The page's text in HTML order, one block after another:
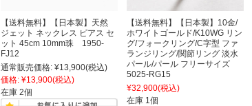
【送料無料】【日本製】天然
ジェット ネックレス ピアス セ
ット 45cm 10mm珠 1950-
FJ12
通常販売価格: ¥13,900(税込)
価格: ¥13,900(税込)
在庫 2個
【送料無料】【日本製】10金/
ホワイトゴールド/K10WG リン
グ/フォークリング/C字型 ファ
ランジリング/関節リング 淡水
パール/パール フリーサイズ
5025-RG15
¥32,900(税込)
在庫 1個